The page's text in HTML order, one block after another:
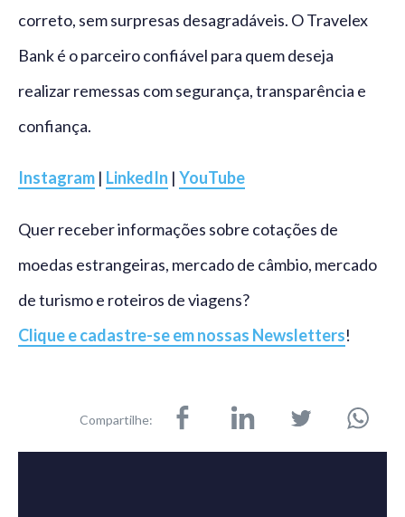
correto, sem surpresas desagradáveis. O Travelex
Bank é o parceiro confiável para quem deseja
realizar remessas com segurança, transparência e
confiança.
Instagram | LinkedIn | YouTube
Quer receber informações sobre cotações de
moedas estrangeiras, mercado de câmbio, mercado
de turismo e roteiros de viagens?
Clique e cadastre-se em nossas Newsletters!
Compartilhe: